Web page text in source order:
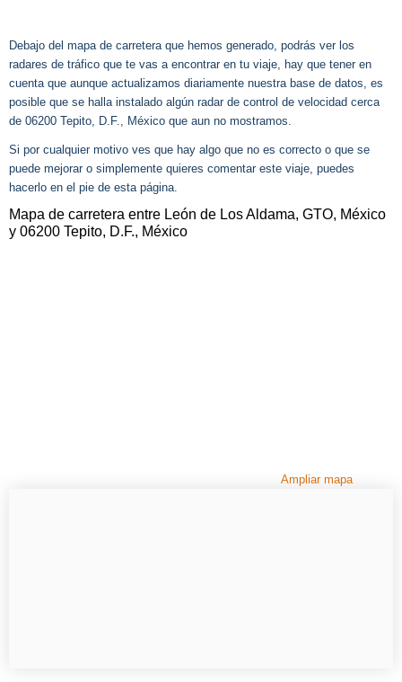
Debajo del mapa de carretera que hemos generado, podrás ver los
radares de tráfico que te vas a encontrar en tu viaje, hay que tener en
cuenta que aunque actualizamos diariamente nuestra base de datos, es
posible que se halla instalado algún radar de control de velocidad cerca
de 06200 Tepito, D.F., México que aun no mostramos.
Si por cualquier motivo ves que hay algo que no es correcto o que se
puede mejorar o simplemente quieres comentar este viaje, puedes
hacerlo en el pie de esta página.
Mapa de carretera entre León de Los Aldama, GTO, México
y 06200 Tepito, D.F., México
Ampliar mapa